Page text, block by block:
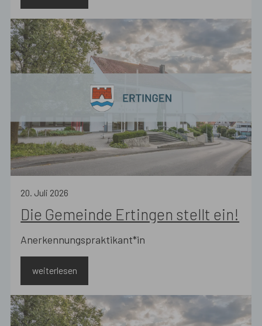
20. Juli 2026
Die Gemeinde Ertingen stellt ein!
Anerkennungspraktikant*in
weiterlesen